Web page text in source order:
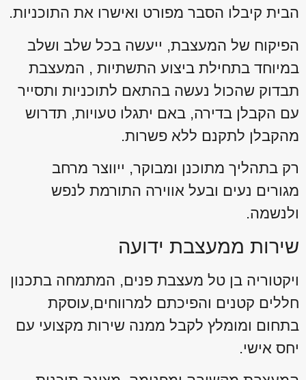
הבית קיבלו הסבר מפורט ואישרו את התוכניות.
הפיקוח של המעצבת, ייעשה בכל שלב ושלב
במיוחד בתחילת ביצוע התשתיות , המעצבת
תבדוק שהכול נעשה בהתאם לתוכניות ותסייר
עם הקבלן בדירה, באם יתגלו טעויות, תדרוש
מהקבלן לתקנם ללא פשרות.
רק בתהליך מתוכנן ומבוקר, ייווצר מרחב
מגורים נעים ובעל אווירה התורמת לנפש
ולנשמה.
שירות ממעצבת ידועה
ויקטוריה בן טל מעצבת פנים, המתמחה בתכנון
חללים קטנים והפיכתם למרווחים,עוסקת
בתחום ומומלץ לקבל ממנה שירות מקצועי עם
יחס אישי.